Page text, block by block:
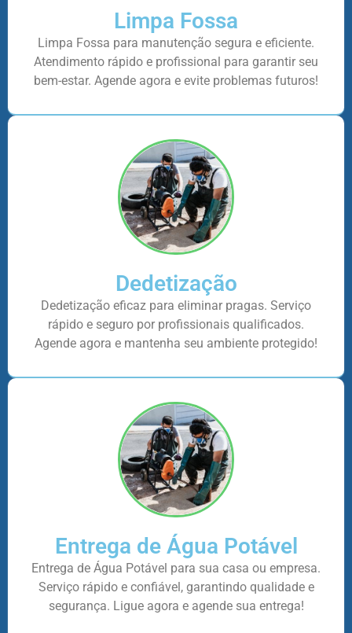
Limpa Fossa
Limpa Fossa para manutenção segura e eficiente.
Atendimento rápido e profissional para garantir seu
bem-estar. Agende agora e evite problemas futuros!
Dedetização
Dedetização eficaz para eliminar pragas. Serviço
rápido e seguro por profissionais qualificados.
Agende agora e mantenha seu ambiente protegido!
Entrega de Água Potável
Entrega de Água Potável para sua casa ou empresa.
Serviço rápido e confiável, garantindo qualidade e
segurança. Ligue agora e agende sua entrega!